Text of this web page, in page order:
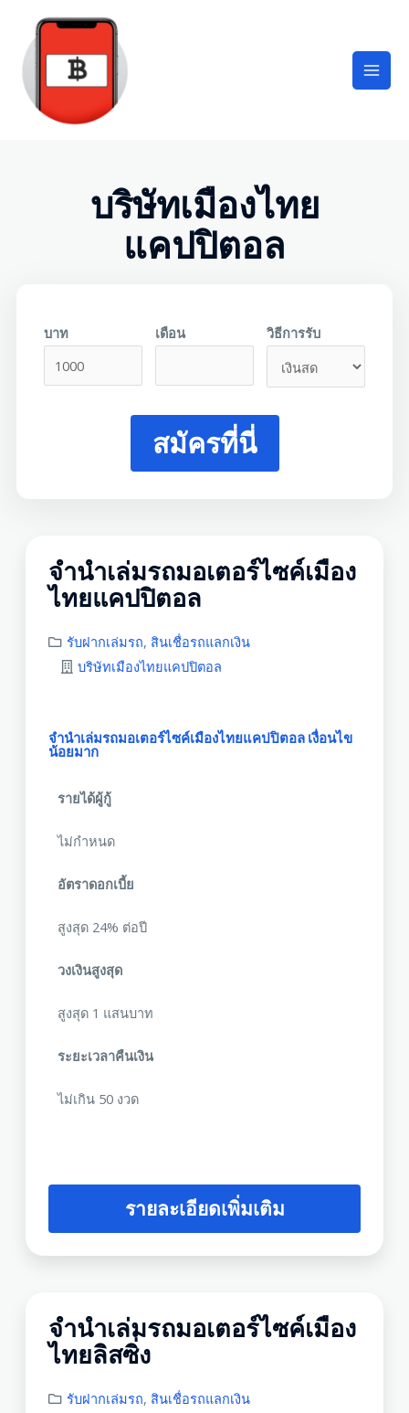
บริษัทเมืองไทย
แคปปิตอล
บาท เดือน วิธีการรับ
สมัครที่นี่
จํานําเล่มรถมอเตอร์ไซค์เมือง
ไทยแคปปิตอล
รับฝากเล่มรถ, สินเชื่อรถแลกเงิน
บริษัทเมืองไทยแคปปิตอล
จํานําเล่มรถมอเตอร์ไซค์เมืองไทยแคปปิตอล เงื่อนไข
น้อยมาก
รายได้ผู้กู้
ไม่กำหนด
อัตราดอกเบี้ย
สูงสุด 24% ต่อปี
วงเงินสูงสุด
สูงสุด 1 แสนบาท
ระยะเวลาคืนเงิน
ไม่เกิน 50 งวด
รายละเอียดเพิ่มเติม
จํานําเล่มรถมอเตอร์ไซค์เมือง
ไทยลิสซิ่ง
รับฝากเล่มรถ, สินเชื่อรถแลกเงิน